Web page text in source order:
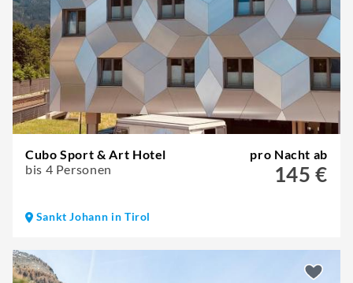
Cubo Sport & Art Hotel
bis 4 Personen
pro Nacht ab
145 €
Sankt Johann in Tirol